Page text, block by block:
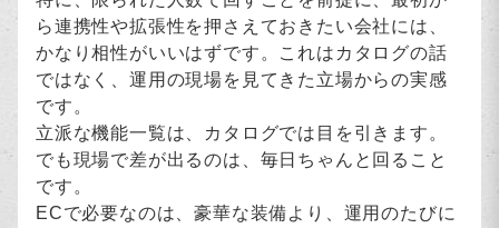
ら連携性や拡張性を押さえておきたい会社には、
かなり相性がいいはずです。これはカタログの話
ではなく、運用の現場を見てきた立場からの実感
です。
立派な機能一覧は、カタログでは目を引きます。
でも現場で差が出るのは、毎日ちゃんと回ること
です。
ECで必要なのは、豪華な装備より、運用のたびに